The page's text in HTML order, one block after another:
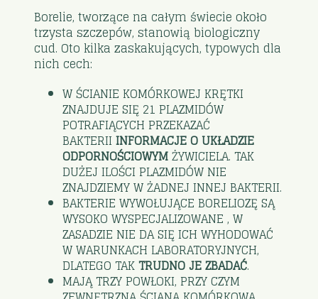
Borelie, tworzące na całym świecie około
trzysta szczepów, stanowią biologiczny
cud. Oto kilka zaskakujących, typowych dla
nich cech:
W ŚCIANIE KOMÓRKOWEJ KRĘTKI
ZNAJDUJE SIĘ 21 PLAZMIDÓW
POTRAFIĄCYCH PRZEKAZAĆ
BAKTERIIINFORMACJE O UKŁADZIE
ODPORNOŚCIOWYMŻYWICIELA. TAK
DUŻEJ ILOŚCI PLAZMIDÓW NIE
ZNAJDZIEMY W ŻADNEJ INNEJ BAKTERII.
BAKTERIE WYWOŁUJĄCE BORELIOZĘ SĄ
WYSOKO WYSPECJALIZOWANE , W
ZASADZIE NIE DA SIĘ ICH WYHODOWAĆ
W WARUNKACH LABORATORYJNYCH,
DLATEGO TAKTRUDNO JE ZBADAĆ.
MAJĄ TRZY POWŁOKI, PRZY CZYM